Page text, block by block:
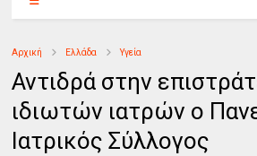
Αρχική Ελλάδα Υγεία
Αντιδρά στην
ιδιωτών ιατρών ο
Ιατρικός Σύλλογος